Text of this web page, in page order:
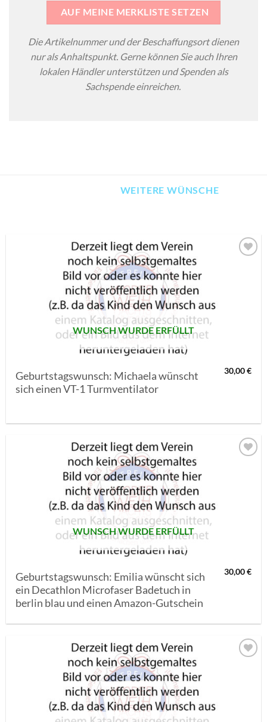
AUF MEINE MERKLISTE SETZEN
Die Artikelnummer und der Beschaffungsort dienen
nur als Anhaltspunkt. Gerne können Sie auch Ihren
lokalen Händler unterstützen und Spenden als
Sachspende einreichen.
WEITERE WÜNSCHE
WUNSCH WURDE ERFÜLLT
Geburtstagswunsch: Michaela wünscht
sich einen VT-1 Turmventilator
30,00€
WUNSCH WURDE ERFÜLLT
Geburtstagswunsch: Emilia wünscht sich
ein Decathlon Microfaser Badetuch in
berlin blau und einen Amazon-Gutschein
30,00€